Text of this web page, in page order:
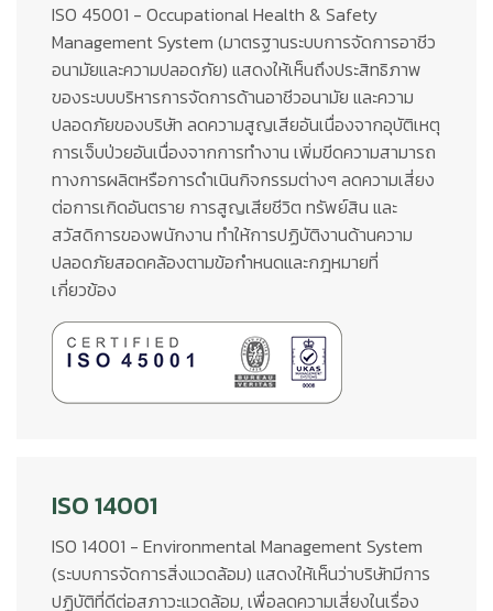
ISO 45001 - Occupational Health & Safety
Management System (มาตรฐานระบบการจัดการอาชีว
อนามัยและความปลอดภัย) แสดงให้เห็นถึงประสิทธิภาพ
ของระบบบริหารการจัดการด้านอาชีวอนามัย และความ
ปลอดภัยของบริษัท ลดความสูญเสียอันเนื่องจากอุบัติเหตุ
การเจ็บป่วยอันเนื่องจากการทำงาน เพิ่มขีดความสามารถ
ทางการผลิตหรือการดำเนินกิจกรรมต่างๆ ลดความเสี่ยง
ต่อการเกิดอันตราย การสูญเสียชีวิต ทรัพย์สิน และ
สวัสดิการของพนักงาน ทำให้การปฏิบัติงานด้านความ
ปลอดภัยสอดคล้องตามข้อกำหนดและกฎหมายที่
เกี่ยวข้อง
ISO 14001
ISO 14001 - Environmental Management System
(ระบบการจัดการสิ่งแวดล้อม) แสดงให้เห็นว่าบริษัทมีการ
ปฏิบัติที่ดีต่อสภาวะแวดล้อม, เพื่อลดความเสี่ยงในเรื่อง